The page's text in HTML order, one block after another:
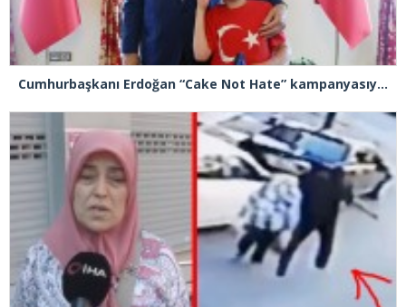
Cumhurbaşkanı Erdoğan “Cake Not Hate” kampanyasıyla tanınan Joshua Harris’i kabul etti